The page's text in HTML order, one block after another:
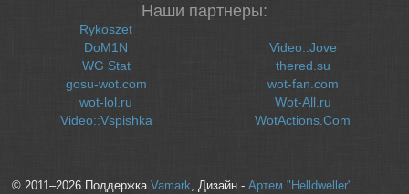
Наши партнеры:
Rykoszet
DoM1N
WG Stat
gosu-wot.com
wot-lol.ru
Video::Vspishka
Video::Jove
thered.su
wot-fan.com
Wot-All.ru
WotActions.Com
© 2011–2026 Поддержка Vamark, Дизайн - Артем "Helldweller"